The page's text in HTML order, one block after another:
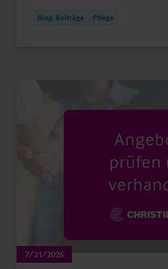
Blog-Beiträge Pflege
7/21/2026